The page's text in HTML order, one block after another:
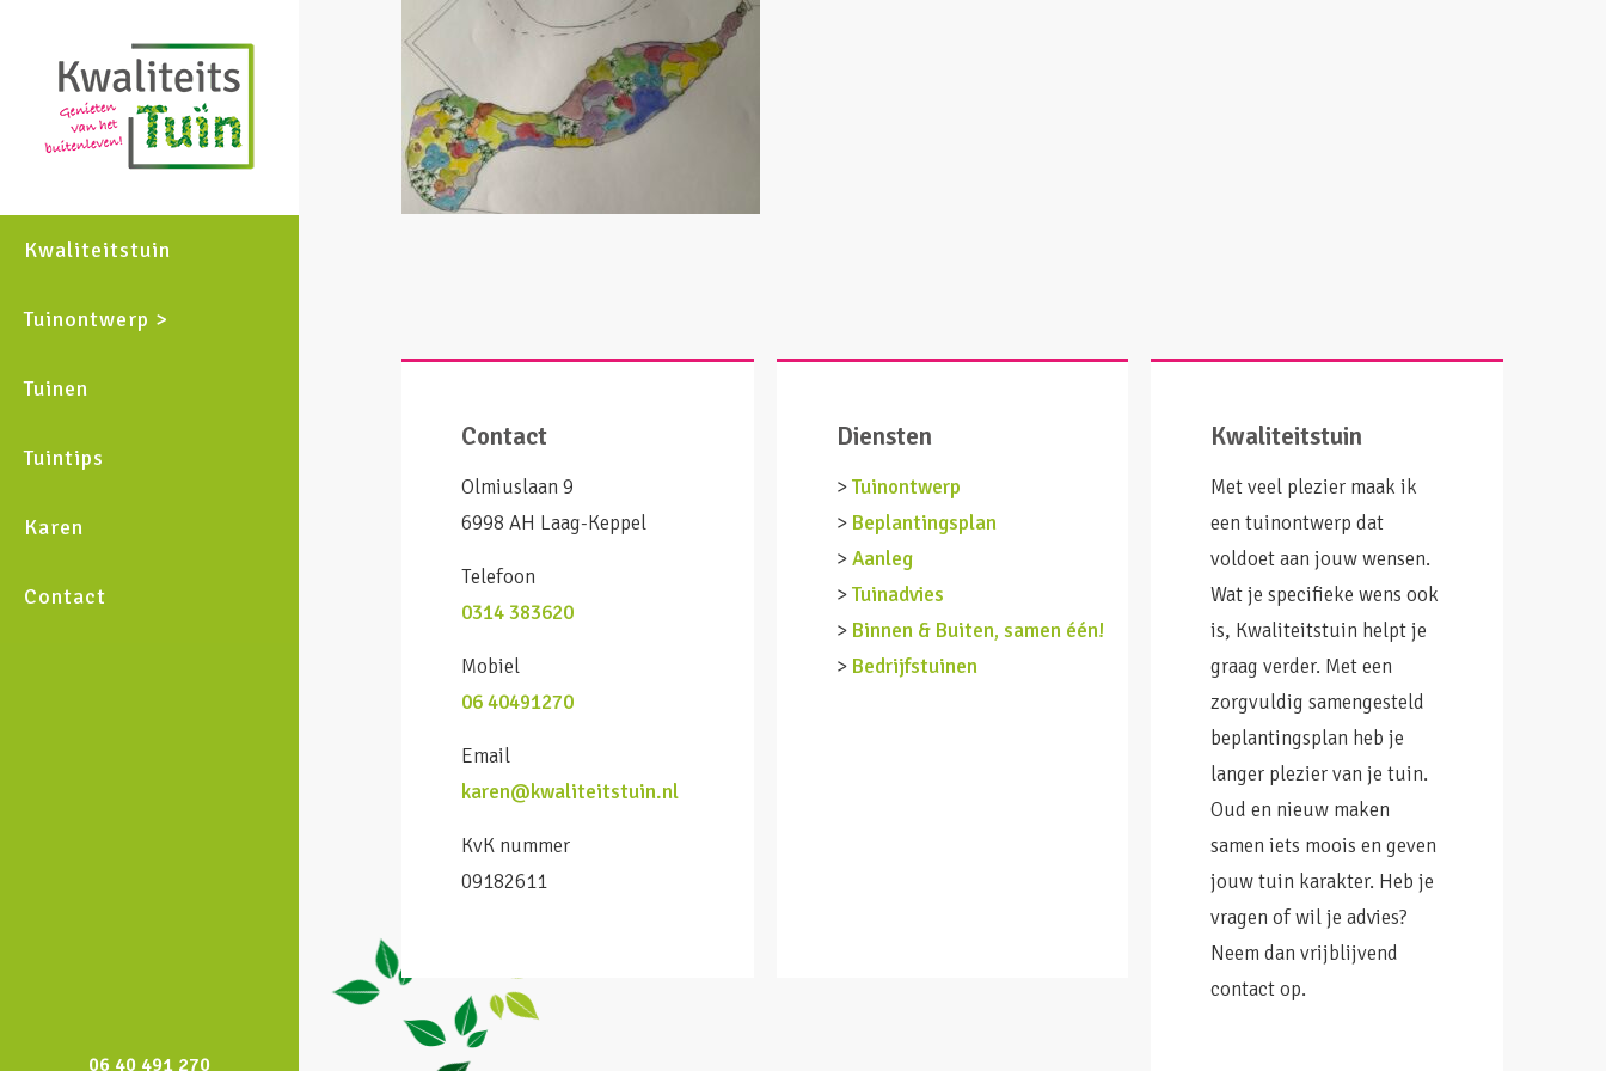
Kwaliteitstuin
Tuinontwerp >
Tuinen
Tuintips
Karen
Contact
06 40 491 270
Contact
Olmiuslaan 9
6998 AH Laag-Keppel
Telefoon
0314 383620
Mobiel
06 40491270
Email
karen@kwaliteitstuin.nl
KvK nummer
09182611
Diensten
>Tuinontwerp
> Beplantingsplan
>Aanleg
>Tuinadvies
> Binnen & Buiten, samen één!
> Bedrijfstuinen
Kwaliteitstuin
Met veel plezier maak ik
een tuinontwerp dat
voldoet aan jouw wensen.
Wat je specifieke wens ook
is, Kwaliteitstuin helpt je
graag verder. Met een
zorgvuldig samengesteld
beplantingsplan heb je
langer plezier van je tuin.
Oud en nieuw maken
samen iets moois en geven
jouw tuin karakter. Heb je
vragen of wil je advies?
Neem dan vrijblijvend
contact op.